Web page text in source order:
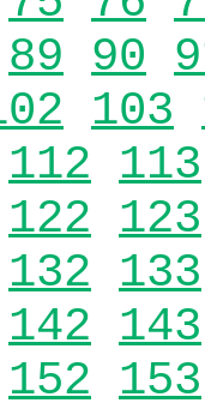
89 90
103
112 113
122 123
132 133
142 143
152 153